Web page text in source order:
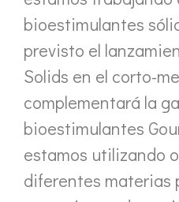
bioestimulantes
previsto el
Solids en el corto-
complementará la
bioestimulantes
estamos utilizando
diferentes materias